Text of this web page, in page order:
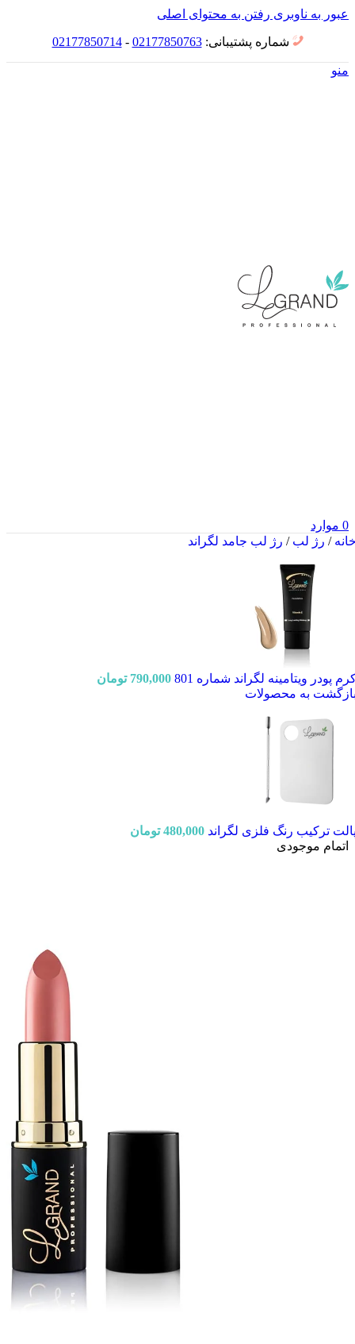
عبور به ناوبری رفتن به محتوای اصلی
شماره پشتیبانی:02177850763
-
02177850714
منو
0 موارد
/ رژ لب/ رژ لب جامد لگراند
پودر ویتامینه لگراند شماره 801 790,000 تومان
به محصولات
ترکیب رنگ فلزی لگراند 480,000 تومان
اتمام موجودی